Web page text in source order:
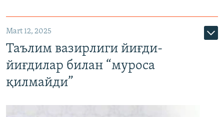
Mart 12, 2025
Таълим вазирлиги йиғди-
йиғдилар билан “муроса
қилмайди”